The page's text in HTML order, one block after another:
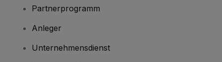
Partnerprogramm
Anleger
Unternehmensdienst